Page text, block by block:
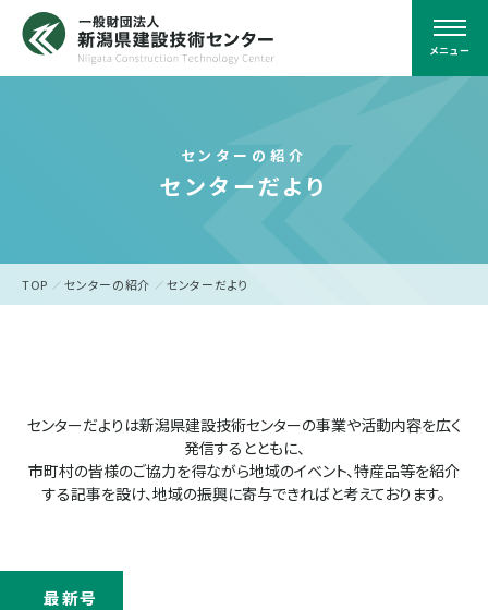
メニュー
センターの紹介
センターだより
TOP センターの紹介 センターだより
センターだよりは新潟県建設技術センターの事業や活動内容を広く
発信するとともに、
市町村の皆様のご協力を得ながら地域のイベント、特産品等を紹介
する記事を設け、地域の振興に寄与できればと考えております。
最新号